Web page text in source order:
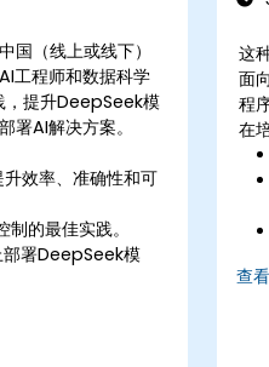
国（线上或线下）
工程师和数据科学
，提升DeepSeek模
署AI解决方案。
效率、准确性和可
的最佳实践。
部署DeepSeek模
决方案。
这
面
程
在
查